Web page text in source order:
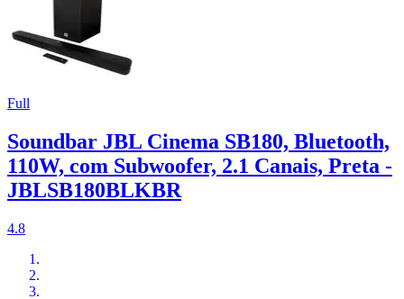
Full
Soundbar JBL Cinema SB180, Bluetooth,
110W, com Subwoofer, 2.1 Canais, Preta -
JBLSB180BLKBR
4.8